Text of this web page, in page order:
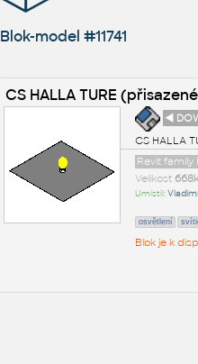
Blok-model #11741
CS HALLA TURE
◄
CS HALLA
Revit family
Velikost
Umístil:
osvětlení
Blok je k